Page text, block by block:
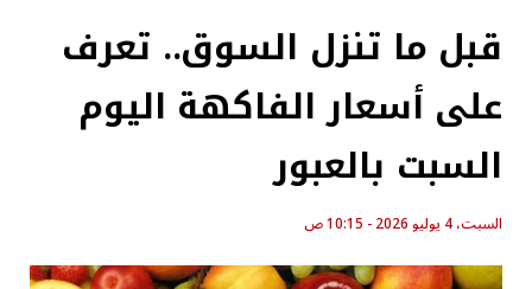
قبل ما تنزل السوق.. تعرف
على أسعار الفاكهة اليوم
السبت بالعبور
السبت، 4 يوليو 2026 - 10:15 ص